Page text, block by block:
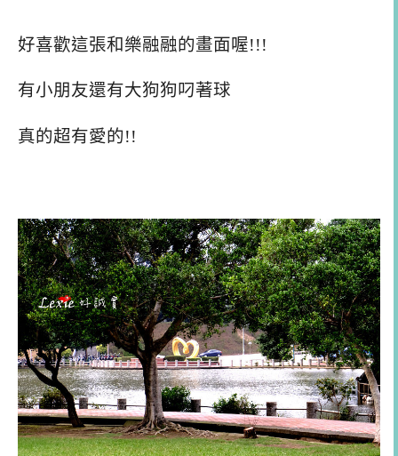
好喜歡這張和樂融融的畫面喔!!!
有小朋友還有大狗狗叼著球
真的超有愛的!!